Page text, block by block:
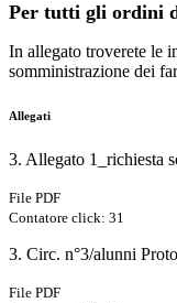
Per tutti gli ordini
In allegato troverete le
somministrazione dei
Allegati
3. Allegato 1_richiesta
File PDF
Contatore click: 31
3. Circ. n°3/alunni
File PDF